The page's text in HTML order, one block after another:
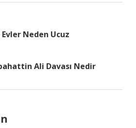
Evler Neden Ucuz
Ali Davası Nedir